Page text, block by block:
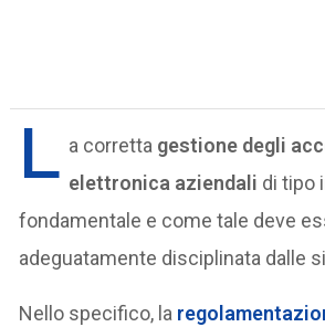
L a corretta gestione degli
elettronica aziendali di tipo
fondamentale e come tale deve
adeguatamente disciplinata dalle
Nello specifico, la